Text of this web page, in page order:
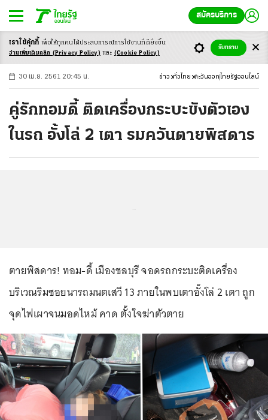
สมัครบริการ
-ก ก ก+
30 เม.ย. 2561 20:45 น. ข่าว ทั่วไทย ตะวันออก ไทยรัฐออนไลน์
คู่รักทอมดี้ ติดเครื่องกระบะขังตัวเอง
ในรถ อั้งโล่ 2 เตา รมควันตายพิสดาร
ตายพิสดาร! ทอม-ดี้ เมืองชลบุรี จอดรถกระบะติดเครื่อง
บริเวณริมซอยนารถมนตเสวี 13 ภายในพบเตาอั้งโล่ 2 เตา ถูก
จุดไฟเผาจนมอดไหม้ คาด ตั้งใจฆ่าตัวตาย
เราใช้คุ้กกี้ เพื่อให้ทุกคนได้ประสบการณ์การใช้งานที่ดียิ่งขึ้น
อ่านเพิ่มเติมคลิก (Privacy Policy) และ (Cookie Policy)
รับทราบ